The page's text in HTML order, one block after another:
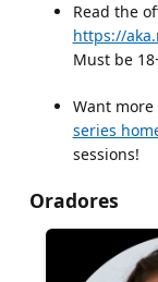
Read the
https://
Must be
Want more
series
sessions!
Oradores